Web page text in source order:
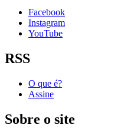
Facebook
Instagram
YouTube
RSS
O que é?
Assine
Sobre o site